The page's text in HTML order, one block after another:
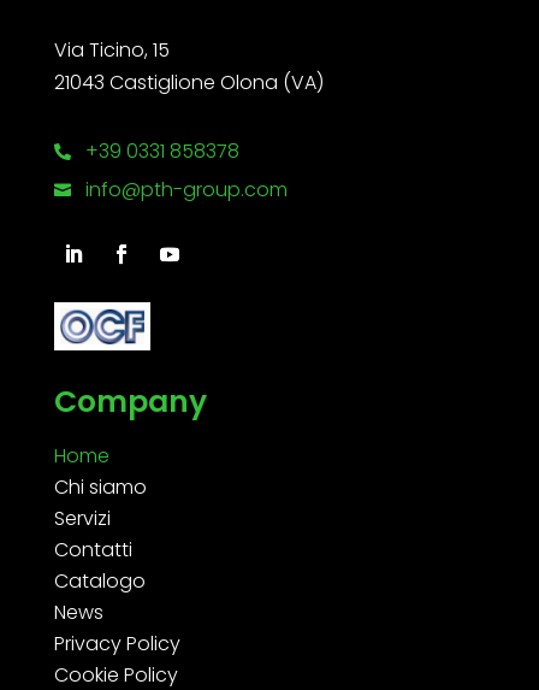
Via Ticino, 15
21043 Castiglione Olona (VA)
 +39 0331 858378
 info@pth-group.com
Company
Home
Chi siamo
Servizi
Contatti
Catalogo
News
Privacy Policy
Cookie Policy